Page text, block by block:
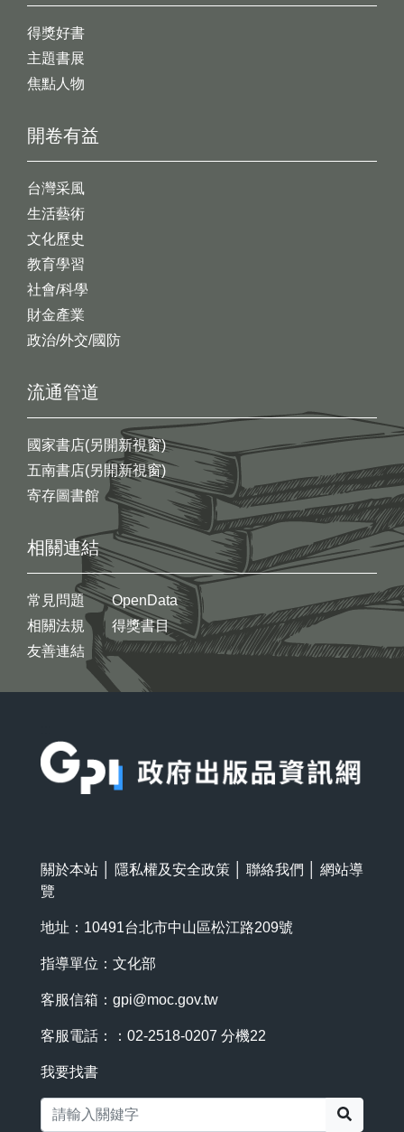
開卷有益
台灣采風
生活藝術
文化歷史
教育學習
社會/科學
財金產業
政治/外交/國防
得獎好書
主題書展
焦點人物
流通管道
國家書店(另開新視窗)
五南書店(另開新視窗)
寄存圖書館
相關連結
常見問題
相關法規
友善連結
OpenData
得獎書目
關於本站 隱私權及安全政策 聯絡我們
網站導
覽
地址：10491台北市中山區松江路209號
指導單位：文化部
客服信箱： gpi@moc.gov.tw
客服電話：：02-2518-0207 分機22
我要找書